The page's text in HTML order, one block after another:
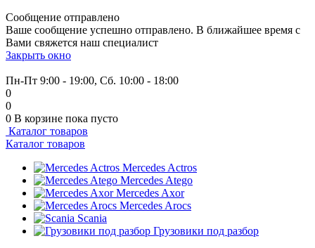
Сообщение отправлено
Ваше сообщение успешно отправлено. В ближайшее время с
Вами свяжется наш специалист
Закрыть окно
Пн-Пт 9:00 - 19:00, Сб. 10:00 - 18:00
0
0
0 В корзине пока пусто
Каталог товаров
Каталог товаров
Mercedes Actros
Mercedes Atego
Mercedes Axor
Mercedes Arocs
Scania
Грузовики под разбор